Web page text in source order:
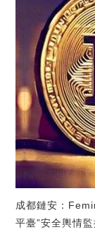
成都鏈安：
平臺”安全輿情